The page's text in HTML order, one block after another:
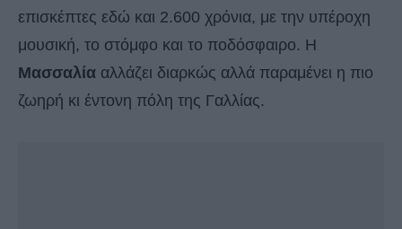
επισκέπτες εδώ και 2.600 χρόνια, με την υπέροχη
μουσική, το στόμφο και το ποδόσφαιρο. Η
Μασσαλία αλλάζει διαρκώς αλλά παραμένει η πιο
ζωηρή κι έντονη πόλη της Γαλλίας.